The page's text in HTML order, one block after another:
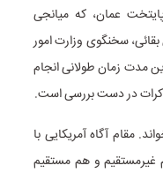
عمان، که میانجی
سخنگوی وزارت امور
مدت زمان طولانی انجام
در دست بررسی است.
مقام آگاه آمریکایی با
غیرمستقیم و هم مستقیم